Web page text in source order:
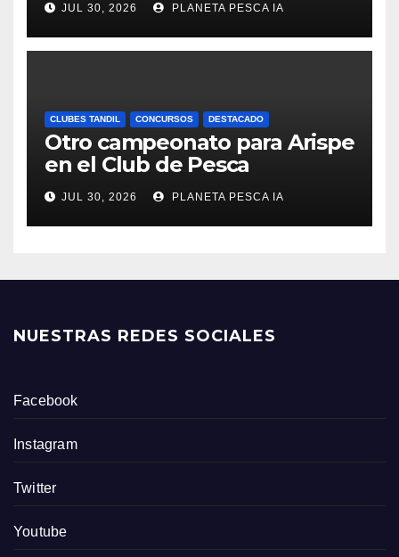
JUL 30, 2026 PLANETA PESCA IA
CLUBES TANDIL CONCURSOS DESTACADO
Otro campeonato para Arispe
en el Club de Pesca
JUL 30, 2026 PLANETA PESCA IA
NUESTRAS REDES SOCIALES
Facebook
Instagram
Twitter
Youtube